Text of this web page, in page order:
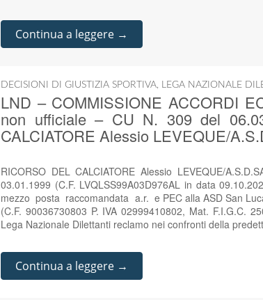
Continua a leggere →
DECISIONI DI GIUSTIZIA SPORTIVA, LEGA NAZIONALE
LND – COMMISSIONE ACCORDI
non ufficiale – CU N. 309 del
CALCIATORE Alessio LEVEQUE/
RICORSO DEL CALCIATORE Alessio LEVEQUE/
03.01.1999 (C.F. LVQLSS99A03D976AL in data
mezzo posta raccomandata a.r. e PEC alla ASD San
(C.F. 90036730803 P. IVA 02999410802, Mat. F.I.G.C.
Lega Nazionale Dilettanti reclamo nei confronti della
Continua a leggere →